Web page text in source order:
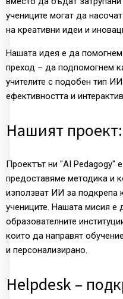
учениците могат да
на креативни идеи и
Нашата идея е да
преход – да подпомогнем
учителите с подобен тип
ефективността и
Нашият
Проектът ни "AI Pedagogy"
предоставяме методика и
използват ИИ за подкрепа
учениците. Нашата мисия
образователните
които да направят
и персонализирано.
Helpdesk –